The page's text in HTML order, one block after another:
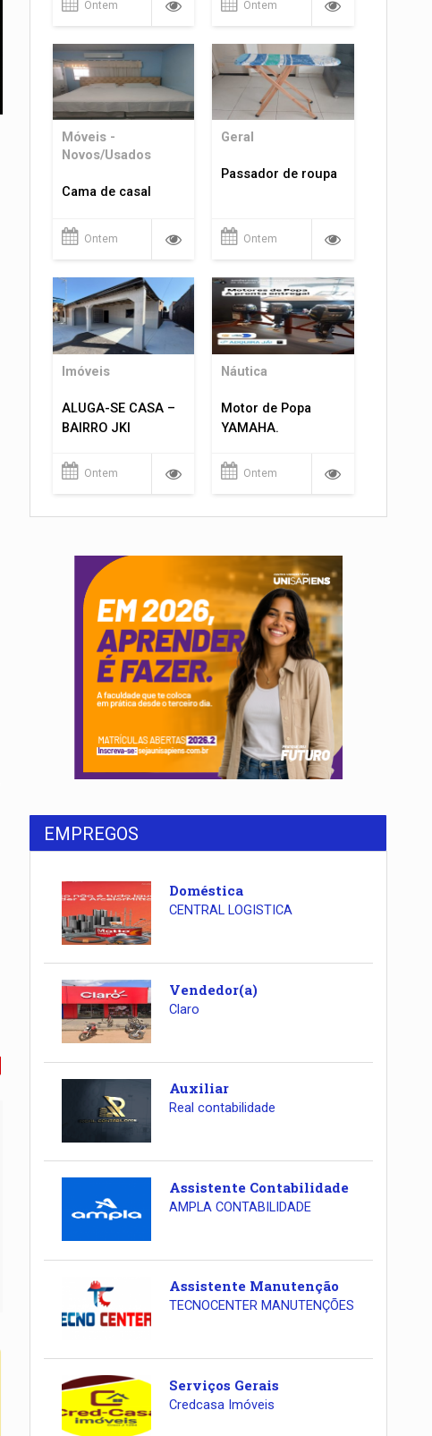
Ontem Ontem
Móveis -
Novos/Usados
Cama de casal
Ontem
Geral
Passador de roupa
Ontem
Imóveis
ALUGA-SE CASA –
BAIRRO JKI
Ontem
Náutica
Motor de Popa
YAMAHA.
Ontem
EMPREGOS
Doméstica
CENTRAL LOGISTICA
Vendedor(a)
Claro
Auxiliar
Real contabilidade
Assistente Contabilidade
AMPLA CONTABILIDADE
Assistente Manutenção
TECNOCENTER MANUTENÇÕES
Serviços Gerais
Credcasa Imóveis